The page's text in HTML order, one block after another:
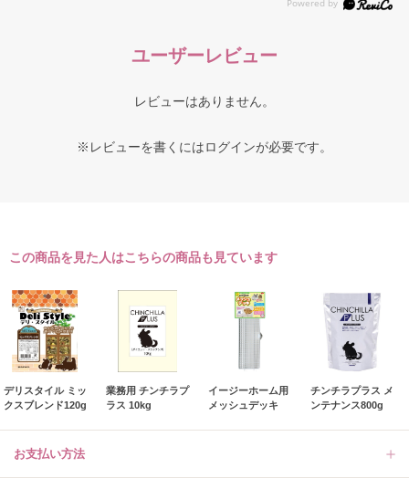
ユーザーレビュー
レビューはありません。
※レビューを書くにはログインが必要です。
この商品を見た人はこちらの商品も見ています
デリスタイル ミッ
クスブレンド120g
業務用 チンチラプ
ラス 10kg
イージーホーム用
メッシュデッキ
チンチラプラス メ
ンテナンス800g
お支払い方法